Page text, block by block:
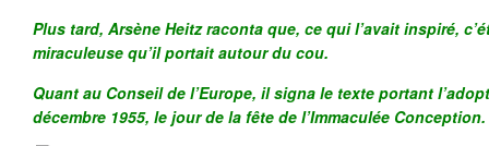
Plus tard, Arsène Heitz raconta que, ce qui l’avait inspiré,
miraculeuse qu’il portait autour du cou.
Quant au Conseil de l’Europe, il signa le texte portant
décembre 1955, le jour de la fête de l’Immaculée Conception.